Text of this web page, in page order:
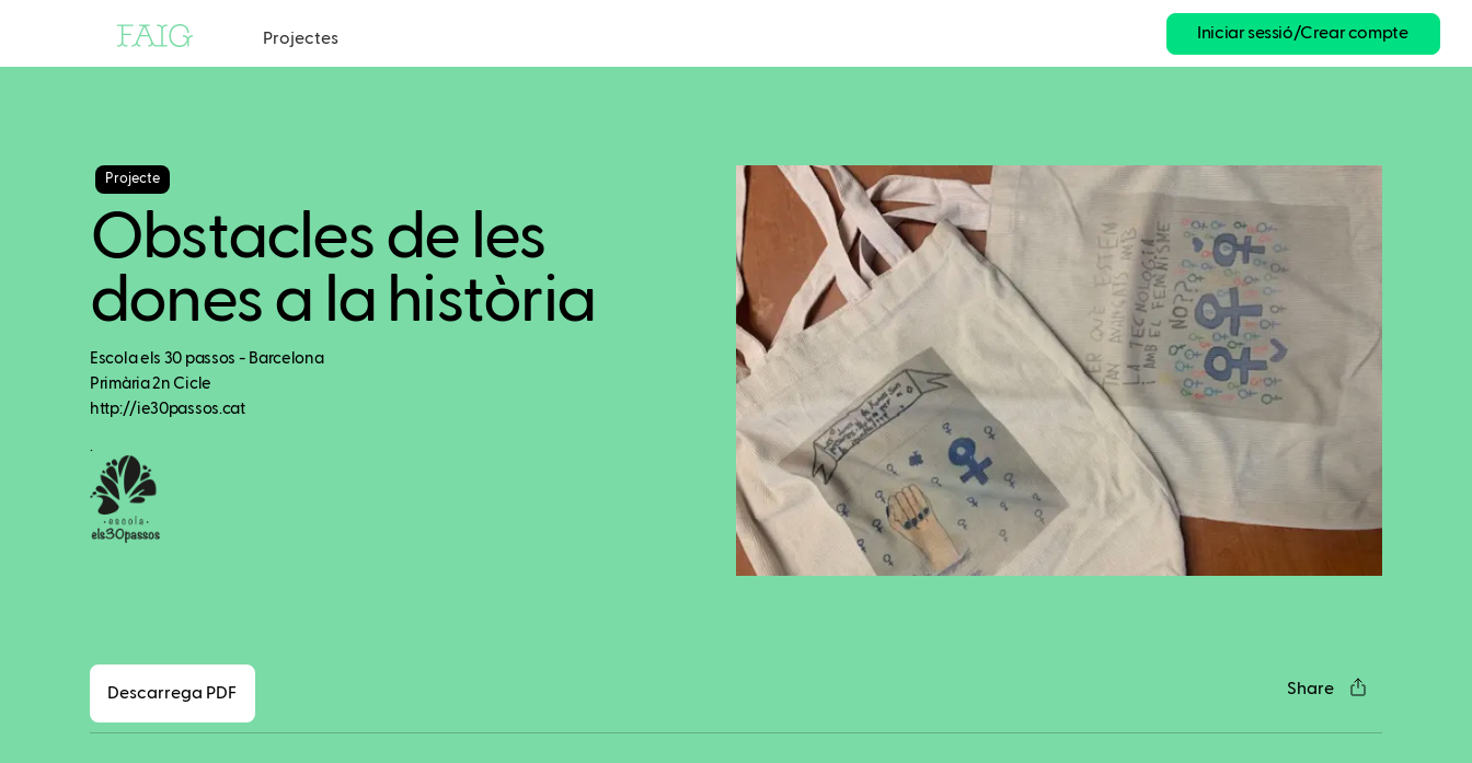
Projectes Iniciar sessió/Crear compte
Projecte
Obstacles de les
dones a la història
Escola els 30 passos - Barcelona
Primària 2n Cicle
http://ie30passos.cat
Descarrega PDF Share
Facebook
Twitter
LinkedIn
WhatsApp
Reddit
Gmail
Email